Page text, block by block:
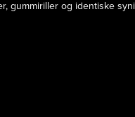
gummiriller og identiske